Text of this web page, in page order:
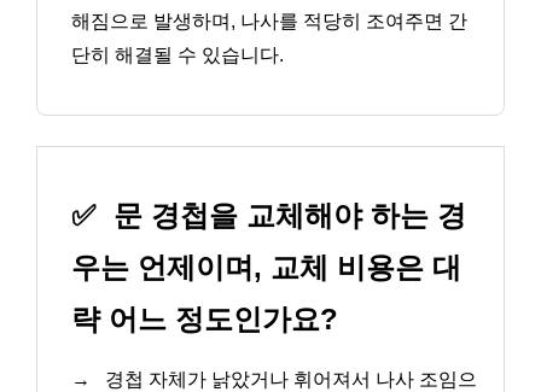
해짐으로 발생하며, 나사를 적당히 조여주면 간
단히 해결될 수 있습니다.
✅ 문 경첩을 교체해야 하는 경
우는 언제이며, 교체 비용은 대
략 어느 정도인가요?
→
경첩 자체가 낡았거나 휘어져서 나사 조임으